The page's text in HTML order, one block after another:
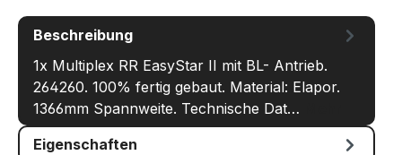
Beschreibung
1x Multiplex RR EasyStar II mit BL- Antrieb.
264260. 100% fertig gebaut. Material: Elapor.
1366mm Spannweite. Technische Dat…
Eigenschaften